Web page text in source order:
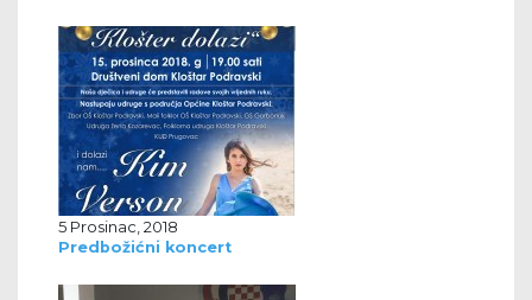
5 Prosinac, 2018
Predbožićni koncert